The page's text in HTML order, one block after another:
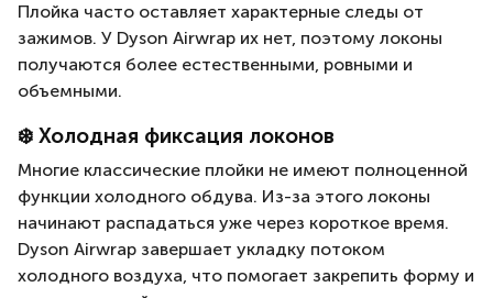
Плойка часто оставляет характерные следы от
зажимов. У Dyson Airwrap их нет, поэтому локоны
получаются более естественными, ровными и
объемными.
❄️ Холодная фиксация локонов
Многие классические плойки не имеют полноценной
функции холодного обдува. Из-за этого локоны
начинают распадаться уже через короткое время.
Dyson Airwrap завершает укладку потоком
холодного воздуха, что помогает закрепить форму и